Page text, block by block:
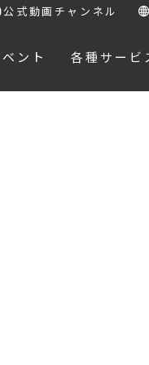
公式動画チャンネル
ント 各種サービ